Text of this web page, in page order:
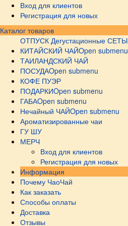
Вход для клиентов
Регистрация для новых
Каталог товаров
ОТПУСК Дегустационные СЕТЫ
КИТАЙСКИЙ ЧАЙOpen submenu
ТАИЛАНДСКИЙ ЧАЙ
ПОСУДАOpen submenu
КОФЕ ПУЭР
ПОДАРКИOpen submenu
ГАБАOpen submenu
Нечайный ЧАЙOpen submenu
Ароматизированные чаи
ГУ ШУ
МЕРЧ
Вход для клиентов
Регистрация для новых
Информация
Почему ЧаоЧай
Как заказать
Способы оплаты
Доставка
Отзывы